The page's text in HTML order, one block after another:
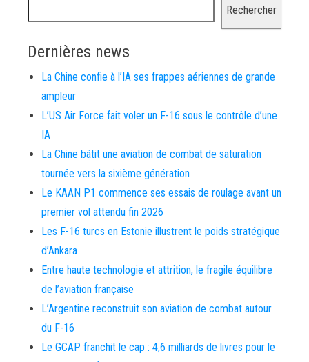
Rechercher
Dernières news
La Chine confie à l’IA ses frappes aériennes de grande
ampleur
L’US Air Force fait voler un F-16 sous le contrôle d’une
IA
La Chine bâtit une aviation de combat de saturation
tournée vers la sixième génération
Le KAAN P1 commence ses essais de roulage avant un
premier vol attendu fin 2026
Les F-16 turcs en Estonie illustrent le poids stratégique
d’Ankara
Entre haute technologie et attrition, le fragile équilibre
de l’aviation française
L’Argentine reconstruit son aviation de combat autour
du F-16
Le GCAP franchit le cap : 4,6 milliards de livres pour le